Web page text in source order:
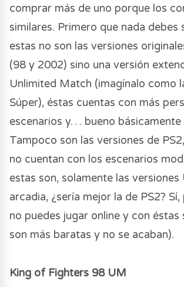
comprar más de uno porque los
similares. Primero que nada debes
estas no son las versiones
(98 y 2002) sino una versión
Unlimited Match (imagínalo como
Súper), éstas cuentas con más
escenarios y… bueno básicamente
Tampoco son las versiones de
no cuentan con los escenarios
estas son, solamente las versiones
arcadia, ¿sería mejor la de PS2? Sí,
no puedes jugar online y con éstas
son más baratas y no se acaban).
King of Fighters 98 UM